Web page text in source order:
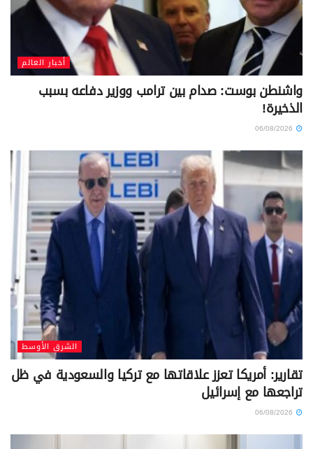
أخبار العالم
واشنطن بوست: صدام بين ترامب ووزير دفاعه بسبب
الذخيرة!
الشرق الأوسط
تقارير: أمريكا تعزز علاقاتها مع تركيا والسعودية في ظل
تراجعها مع إسرائيل